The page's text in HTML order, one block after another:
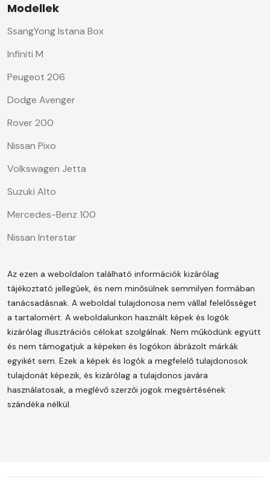
Modellek
SsangYong Istana Box
Infiniti M
Peugeot 206
Dodge Avenger
Rover 200
Nissan Pixo
Volkswagen Jetta
Suzuki Alto
Mercedes-Benz 100
Nissan Interstar
Az ezen a weboldalon található információk kizárólag
tájékoztató jellegűek, és nem minősülnek semmilyen formában
tanácsadásnak. A weboldal tulajdonosa nem vállal felelősséget
a tartalomért. A weboldalunkon használt képek és logók
kizárólag illusztrációs célokat szolgálnak. Nem működünk együtt
és nem támogatjuk a képeken és logókon ábrázolt márkák
egyikét sem. Ezek a képek és logók a megfelelő tulajdonosok
tulajdonát képezik, és kizárólag a tulajdonos javára
használatosak, a meglévő szerzői jogok megsértésének
szándéka nélkül.